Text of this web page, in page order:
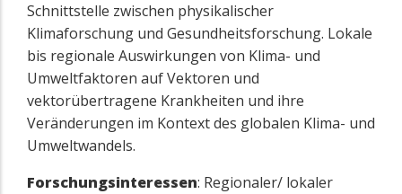
Schnittstelle zwischen physikalischer
Klimaforschung und Gesundheitsforschung. Lokale
bis regionale Auswirkungen von Klima- und
Umweltfaktoren auf Vektoren und
vektorübertragene Krankheiten und ihre
Veränderungen im Kontext des globalen Klima- und
Umweltwandels.
Forschungsinteressen: Regionaler/ lokaler